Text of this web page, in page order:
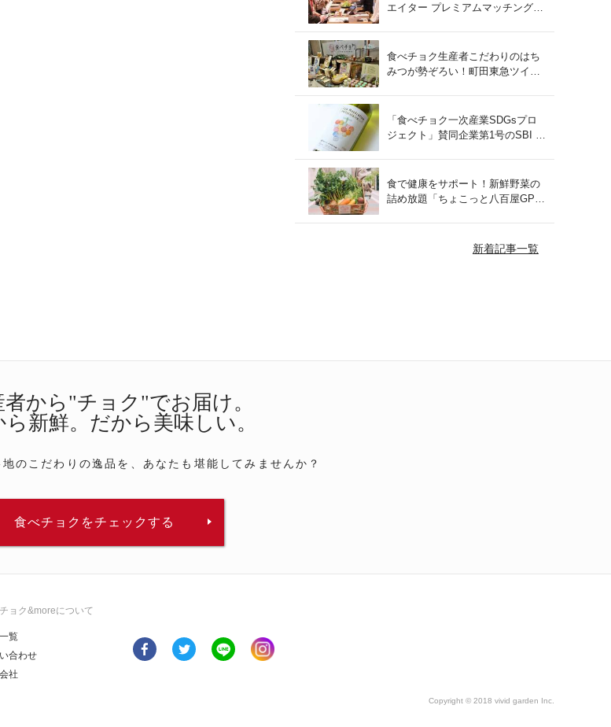
エイター プレミアムマッチング会
食べチョク生産者こだわりのはち
みつが勢ぞろい！町田東急ツイン
「食べチョク一次産業SDGsプロ
ジェクト」賛同企業第1号のSBI F
食で健康をサポート！新鮮野菜の
詰め放題「ちょこっと八百屋GP
新着記事一覧
者から"チョク"でお届け。
ら新鮮。だから美味しい。
のこだわりの逸品を、あなたも堪能してみませんか？
食べチョクをチェックする
ョク&moreについて
覧
合わせ
社
Copyright © 2018 vivid garden Inc.